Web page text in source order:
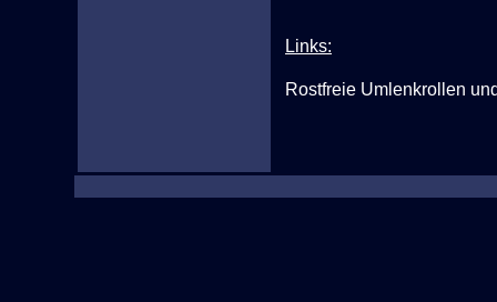
Links:
Rostfreie Umlenkrollen